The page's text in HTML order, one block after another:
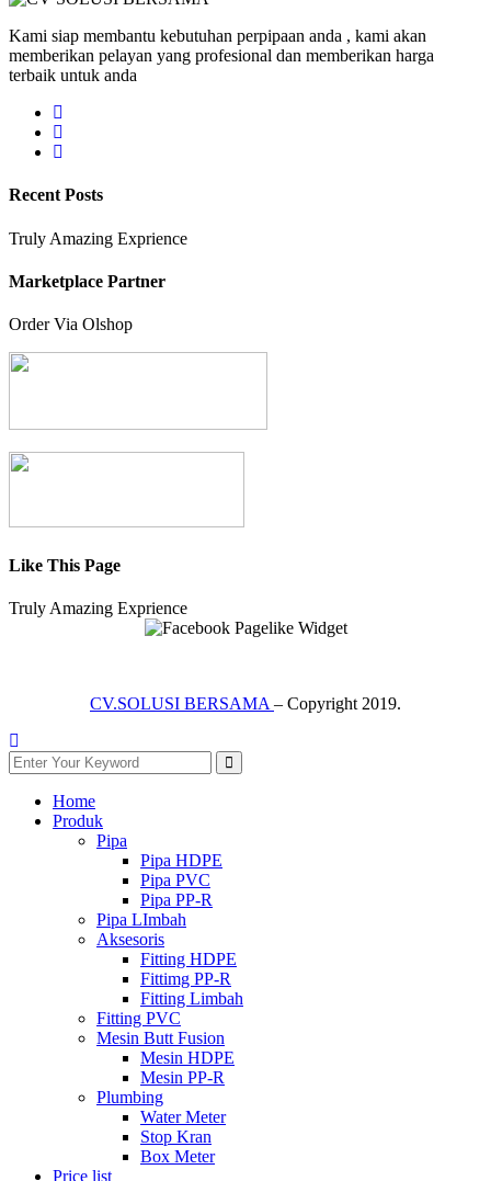
Kami siap membantu kebutuhan perpipaan anda , kami akan
memberikan pelayan yang profesional dan memberikan harga
terbaik untuk anda
Recent Posts
Truly Amazing Exprience
Marketplace Partner
Order Via Olshop
Like This Page
Truly Amazing Exprience
CV.SOLUSI BERSAMA – Copyright 2019.
Home
Produk
Pipa
Pipa HDPE
Pipa PVC
Pipa PP-R
Pipa LImbah
Aksesoris
Fitting HDPE
Fittimg PP-R
Fitting Limbah
Fitting PVC
Mesin Butt Fusion
Mesin HDPE
Mesin PP-R
Plumbing
Water Meter
Stop Kran
Box Meter
Price list